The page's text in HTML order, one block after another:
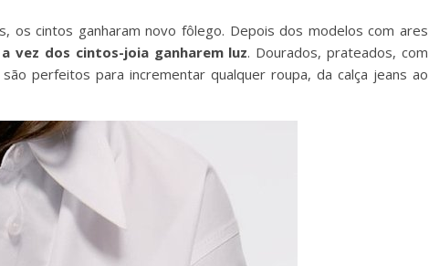
os cintos ganharam novo fôlego. Depois dos modelos com ares
vez dos cintos-joia ganharem luz. Dourados, prateados, com
perfeitos para incrementar qualquer roupa, da calça jeans ao